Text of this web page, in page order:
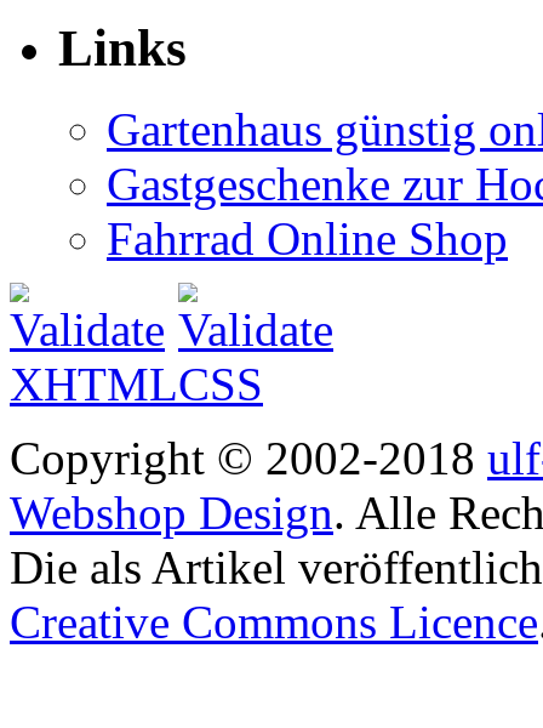
Links
Gartenhaus günstig
Gastgeschenke zur
Fahrrad Online Shop
Copyright © 2002-2018
Webshop Design. Alle
Die als Artikel
Creative Commons Licence